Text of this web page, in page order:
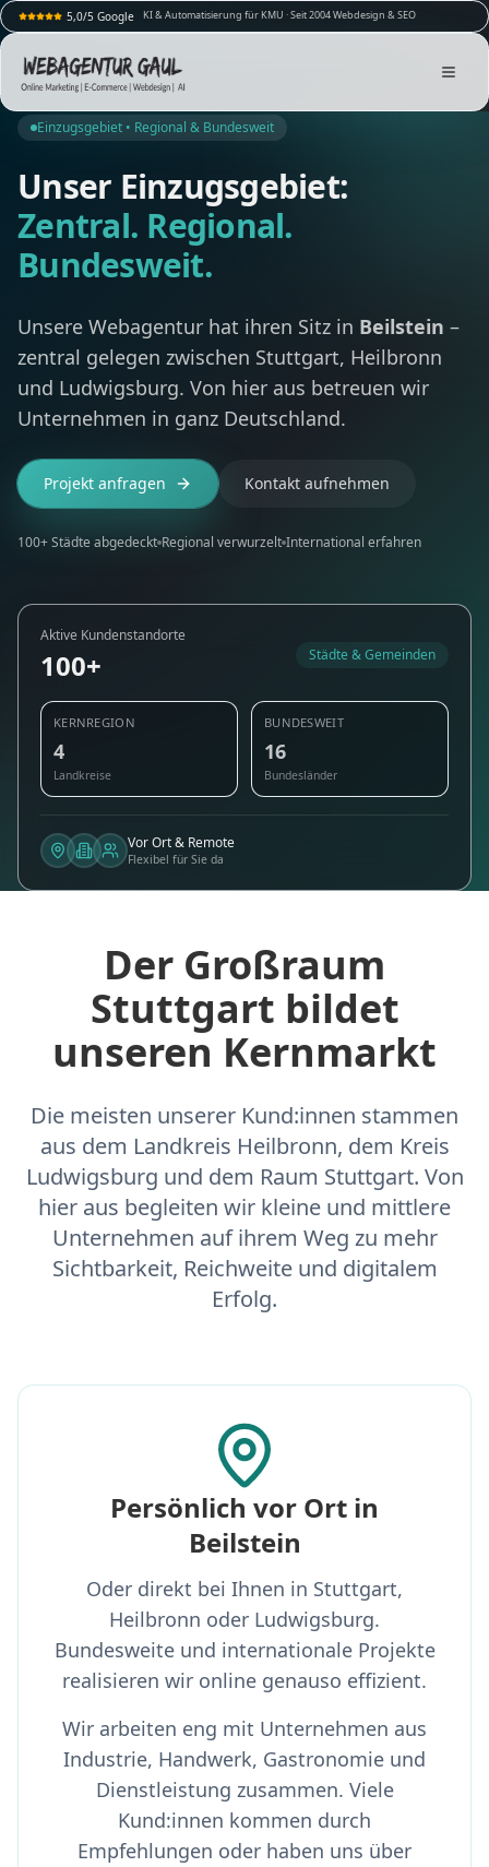
5,0/5 Google KI & Automatisierung für KMU · Seit 2004 Webdesign & SEO
Einzugsgebiet • Regional & Bundesweit
Unser Einzugsgebiet:
Zentral. Regional.
Bundesweit.
Unsere Webagentur hat ihren Sitz in Beilstein –
zentral gelegen zwischen Stuttgart, Heilbronn
und Ludwigsburg. Von hier aus betreuen wir
Unternehmen in ganz Deutschland.
Projekt anfragen Kontakt aufnehmen
100+ Städte abgedeckt Regional verwurzelt International erfahren
Aktive Kundenstandorte
100+ Städte & Gemeinden
KERNREGION
4
Landkreise
BUNDESWEIT
16
Bundesländer
Vor Ort & Remote
Flexibel für Sie da
Der Großraum
Stuttgart bildet
unseren Kernmarkt
Die meisten unserer Kund:innen stammen
aus dem Landkreis Heilbronn, dem Kreis
Ludwigsburg und dem Raum Stuttgart. Von
hier aus begleiten wir kleine und mittlere
Unternehmen auf ihrem Weg zu mehr
Sichtbarkeit, Reichweite und digitalem
Erfolg.
Persönlich vor Ort in
Beilstein
Oder direkt bei Ihnen in Stuttgart,
Heilbronn oder Ludwigsburg.
Bundesweite und internationale Projekte
realisieren wir online genauso effizient.
Wir arbeiten eng mit Unternehmen aus
Industrie, Handwerk, Gastronomie und
Dienstleistung zusammen. Viele
Kund:innen kommen durch
Empfehlungen oder haben uns über